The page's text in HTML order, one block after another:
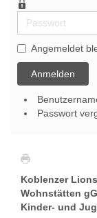
Passwort
Angemeldet
Anmelden
Passwort
Koblenzer
Wohnstätten
Kinder- und